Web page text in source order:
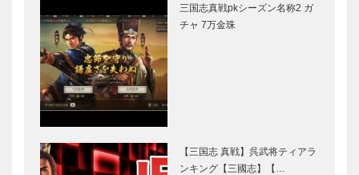
三国志真戦pkシーズン名称2 ガ
チャ 7万金珠
【三国志 真戦】呉武将ティアラ
ンキング【三國志】【…